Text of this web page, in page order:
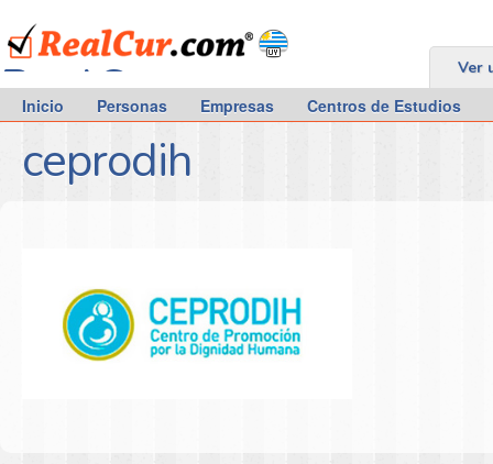
RealCur.com Ver
Inicio Personas Empresas Centros de Estudios
ceprodih